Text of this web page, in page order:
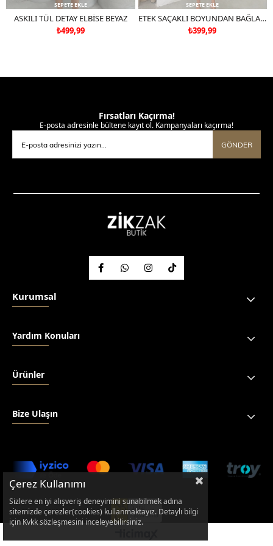
SEPETE EKLE
ASKILI TÜL DETAY ELBİSE BEYAZ
₺499,99
SEPETE EKLE
ETEK SAÇAKLI BOYUNDAN BAĞLAMALI TÜL ASTARLI ELBİSE BEYAZ
₺399,99
Fırsatları Kaçırma!
E-posta adresinle bültene kayıt ol. Kampanyaları kaçırma!
GÖNDER
Kurumsal
Yardım Konuları
Ürünler
Bize Ulaşın
Çerez Kullanımı
Sizlere en iyi alışveriş deneyimini sunabilmek adına
sitemizde çerezler(cookies) kullanmaktayız. Detaylı bilgi
için Kvkk sözleşmesini inceleyebilirsiniz.